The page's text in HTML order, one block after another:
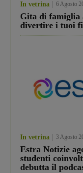
In vetrina 6 Agosto
Gita di famiglia
divertire i tuoi
In vetrina 3 Agosto
Estra Notizie
studenti
debutta il